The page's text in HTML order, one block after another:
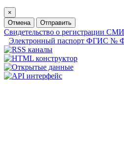
×
Отмена
Отправить
Свидетельство о регистрации
Электронный паспорт ФГИС №